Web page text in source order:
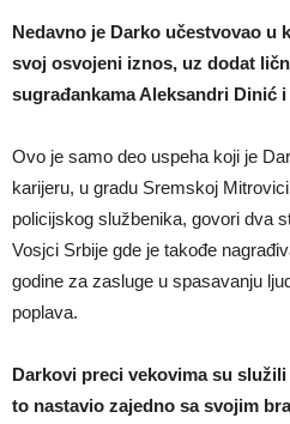
Nedavno je Darko učestvovao u
svoj osvojeni iznos, uz dodat
sugrađankama Aleksandri Dinić
Ovo je samo deo uspeha koji je
karijeru, u gradu Sremskoj
policijskog službenika, govori dva
Vosjci Srbije gde je takođe
godine za zasluge u spasavanju
poplava.
Darkovi preci vekovima su
to nastavio zajedno sa svojim